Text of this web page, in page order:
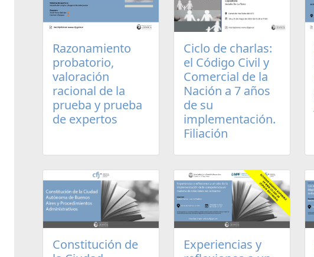
Razonamiento
probatorio,
valoración
racional de la
prueba y prueba
de expertos
Ciclo de charlas:
el Código Civil y
Comercial de la
Nación a 7 años
de su
implementación.
Filiación
Constitución de
Experiencias y